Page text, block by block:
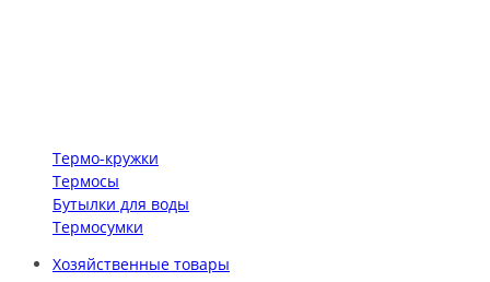
Термо-кружки
Термосы
Бутылки для воды
Термосумки
Хозяйственные товары